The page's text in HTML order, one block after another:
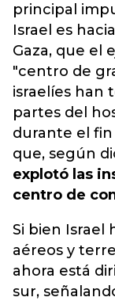
principal
Israel es
Gaza, que el
"centro de
israelíes han
partes del
durante el
que, según
explotó las
centro de
Si bien Israel
aéreos y
ahora está
sur,